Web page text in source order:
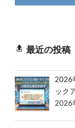
最近の投稿
2026
ック
2026